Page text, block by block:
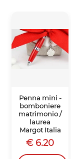
Penna mini -
bomboniere
matrimonio /
laurea
Margot Italia
€ 6.20